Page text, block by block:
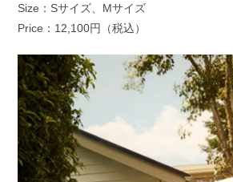
Size：Sサイズ、Mサイズ
Price：12,100円（税込）